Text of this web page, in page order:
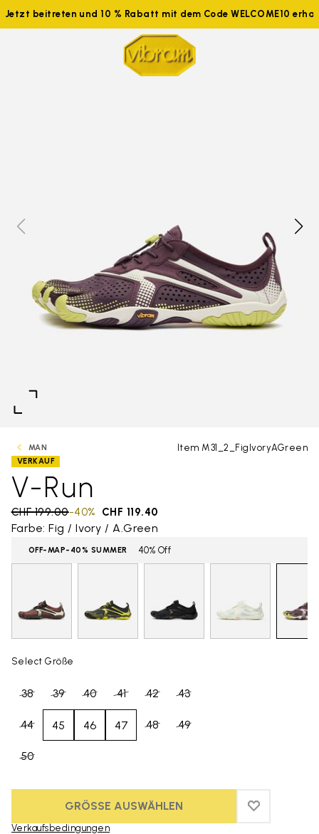
Jetzt beitreten und 10 % Rabatt mit dem Code WELCOME10
MAN Item M31_2_FigIvoryAGreen
VERKAUF
V-Run
Price reduced from
CHF 199.00to CHF 119.40
-40%
Farbe: Fig / Ivory / A.Green
OFF-MAP-40% SUMMER 40% Off
Select Größe
38 39 40 41 42 43
44 45 46 47 48 49
50
GRÖSSE AUSWÄHLEN ADD TO
ADD TO
Verkaufsbedingungen